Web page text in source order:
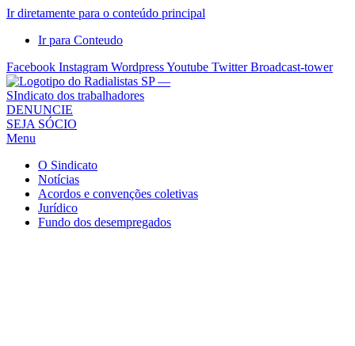
Ir diretamente para o conteúdo principal
Ir para Conteudo
Facebook Instagram WordpressYoutube Twitter Broadcast-tower
Sindicato
dos
Radialistas
São
Paulo
Sindicato
DENUNCIE
SEJA SÓCIO
Menu
O Sindicato
Notícias
Acordos e convenções coletivas
Jurídico
Fundo dos desempregados